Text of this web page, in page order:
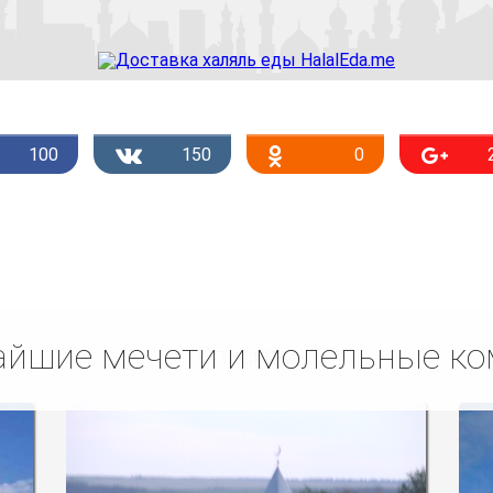
100 150 0
мечети и молельные
Списком